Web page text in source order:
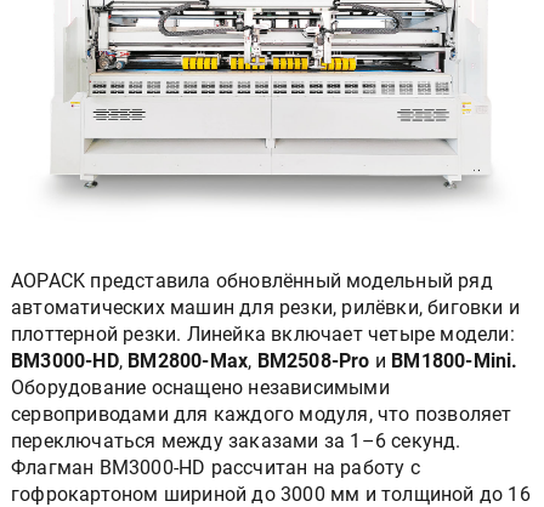
AOPACK представила обновлённый модельный ряд
автоматических машин для резки, рилёвки, биговки и
плоттерной резки. Линейка включает четыре модели:
BM3000-HD, BM2800-Max, BM2508-Pro и BM1800-Mini.
Оборудование оснащено независимыми
сервоприводами для каждого модуля, что позволяет
переключаться между заказами за 1–6 секунд.
Флагман BM3000-HD рассчитан на работу с
гофрокартоном шириной до 3000 мм и толщиной до 16